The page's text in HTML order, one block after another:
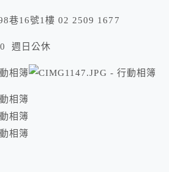
巷16號1樓 02 2509 1677
週日公休